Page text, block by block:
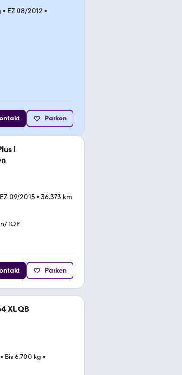
• EZ 08/2012 •
Parken
I
EZ 09/2015 • 36.373 km
TOP
Parken
XL QB
• Bis 6.700 kg •